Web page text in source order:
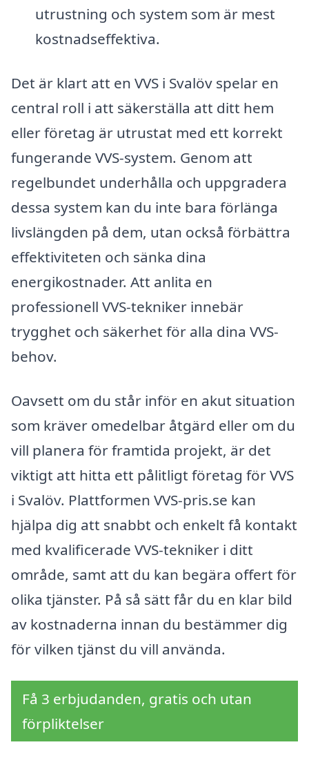
utrustning och system som är mest
kostnadseffektiva.
Det är klart att en VVS i Svalöv spelar en
central roll i att säkerställa att ditt hem
eller företag är utrustat med ett korrekt
fungerande VVS-system. Genom att
regelbundet underhålla och uppgradera
dessa system kan du inte bara förlänga
livslängden på dem, utan också förbättra
effektiviteten och sänka dina
energikostnader. Att anlita en
professionell VVS-tekniker innebär
trygghet och säkerhet för alla dina VVS-
behov.
Oavsett om du står inför en akut situation
som kräver omedelbar åtgärd eller om du
vill planera för framtida projekt, är det
viktigt att hitta ett pålitligt företag för VVS
i Svalöv. Plattformen VVS-pris.se kan
hjälpa dig att snabbt och enkelt få kontakt
med kvalificerade VVS-tekniker i ditt
område, samt att du kan begära offert för
olika tjänster. På så sätt får du en klar bild
av kostnaderna innan du bestämmer dig
för vilken tjänst du vill använda.
Få 3 erbjudanden, gratis och utan
förpliktelser